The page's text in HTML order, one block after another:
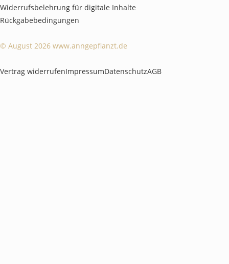
Widerrufsbelehrung für digitale Inhalte
Rückgabebedingungen
© August 2026 www.anngepflanzt.de
Vertrag widerrufenImpressumDatenschutzAGB